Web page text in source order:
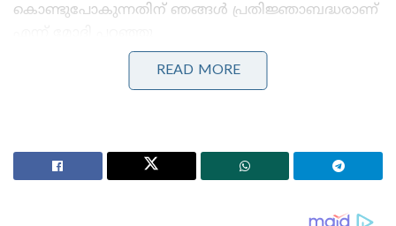
കൊണ്ടുപോകുന്നതിന് ഞങ്ങൾ പ്രതിജ്ഞാബദ്ധരാണ്
Stories you may like
സ്വീകരണവുമായി വിദ്യാർത്ഥികൾ
‘റഷ്യൻ-ഇറാൻ ഉപരോധ നിയമം 2026’ : ബിൽ
READ MORE